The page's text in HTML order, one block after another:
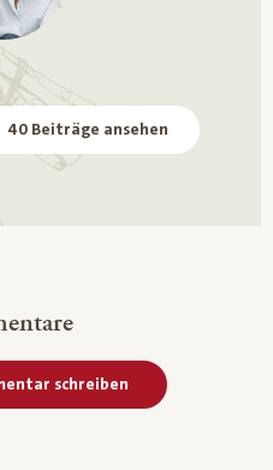
40 Beiträge ansehen
schreiben